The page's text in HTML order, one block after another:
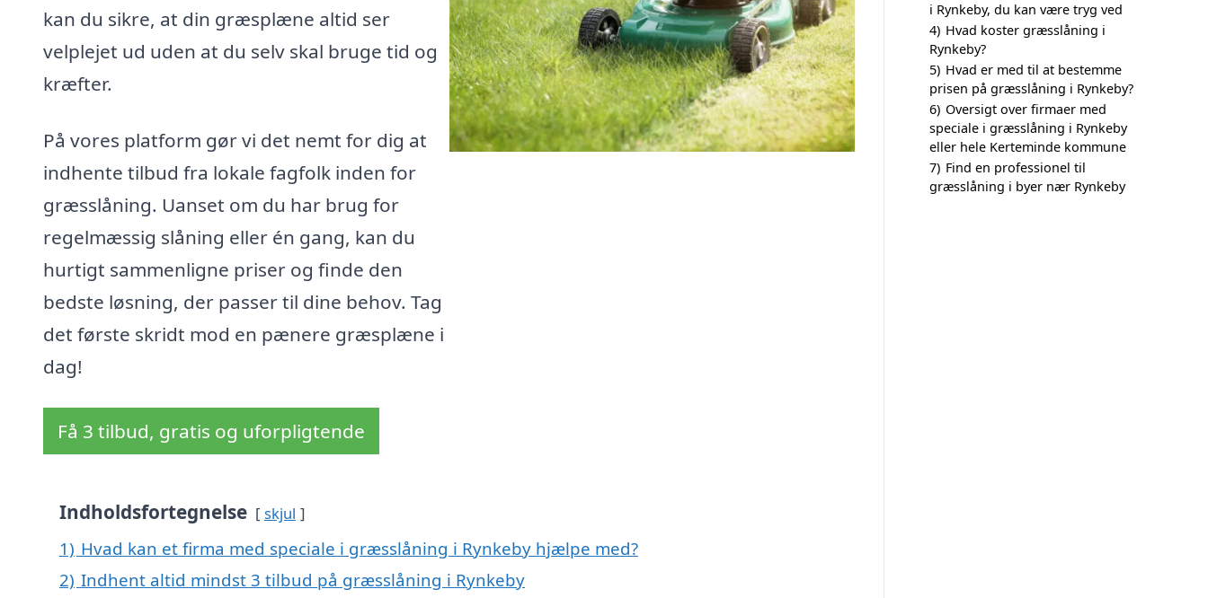
kan du sikre, at din græsplæne altid ser
velplejet ud uden at du selv skal bruge tid og
kræfter.
På vores platform gør vi det nemt for dig at
indhente tilbud fra lokale fagfolk inden for
græsslåning. Uanset om du har brug for
regelmæssig slåning eller én gang, kan du
hurtigt sammenligne priser og finde den
bedste løsning, der passer til dine behov. Tag
det første skridt mod en pænere græsplæne i
dag!
Få 3 tilbud, gratis og uforpligtende
Indholdsfortegnelse skjul
1) Hvad kan et firma med speciale i græsslåning i Rynkeby hjælpe med?
2) Indhent altid mindst 3 tilbud på græsslåning i Rynkeby
i Rynkeby, du kan være tryg ved
4) Hvad koster græsslåning i
Rynkeby?
5) Hvad er med til at bestemme
prisen på græsslåning i Rynkeby?
6) Oversigt over firmaer med
speciale i græsslåning i Rynkeby
eller hele Kerteminde kommune
7) Find en professionel til
græsslåning i byer nær Rynkeby